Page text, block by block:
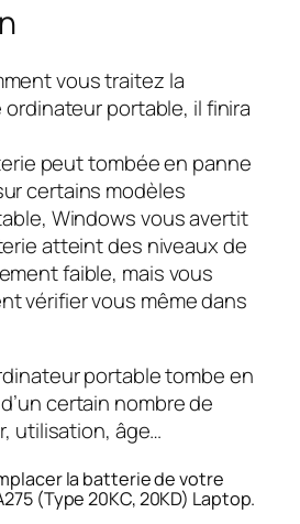
vous traitez la
portable, il finira
peut tombée en panne
certains modèles
Windows vous avertit
atteint des niveaux de
faible, mais vous
vérifier vous même dans
portable tombe en
certain nombre de
utilisation, âge…
la batterie de votre
(Type 20KC, 20KD) Laptop.